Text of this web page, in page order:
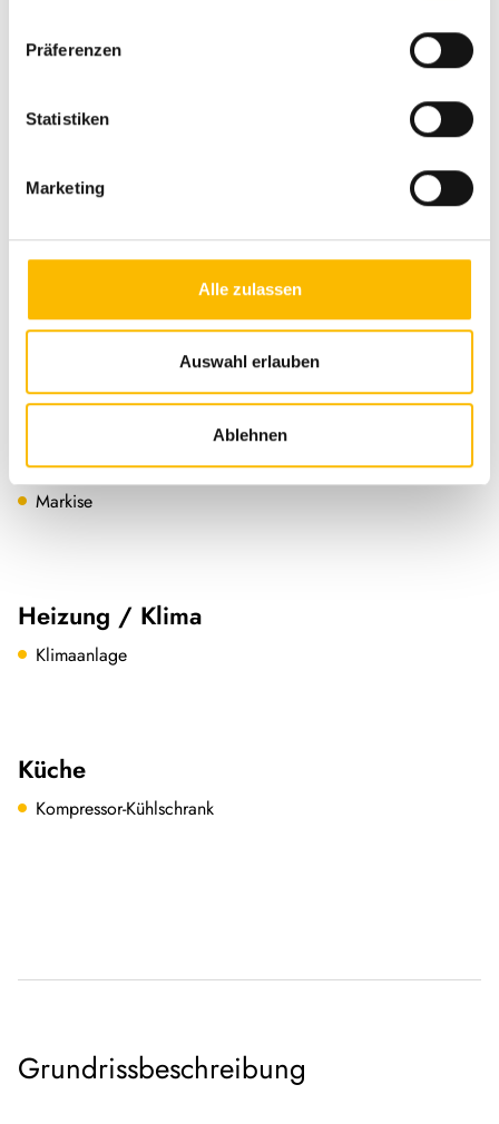
Präferenzen
Statistiken
Marketing
Alle zulassen
Auswahl erlauben
Ablehnen
Lederlenkrad
ABS
Rußpartikelfilter
Aufbau
Markise
Heizung / Klima
Klimaanlage
Küche
Kompressor-Kühlschrank
Grundrissbeschreibung